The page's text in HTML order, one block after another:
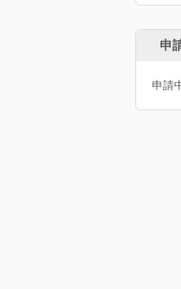
申
申請